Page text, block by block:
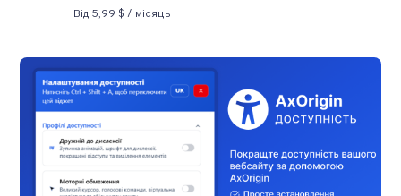
Від 5,99 $ / місяць